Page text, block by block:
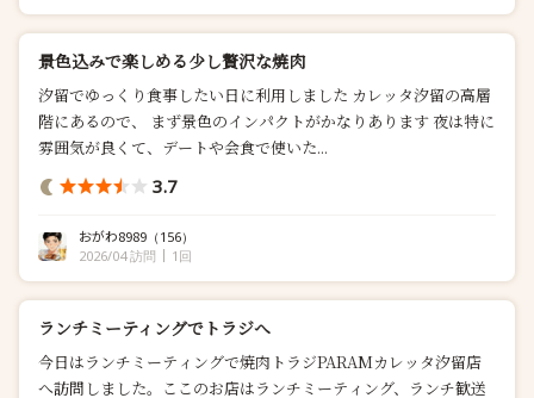
景色込みで楽しめる少し贅沢な焼肉
汐留でゆっくり食事したい日に利用しました カレッタ汐留の高層
階にあるので、 まず景色のインパクトがかなりあります 夜は特に
雰囲気が良くて、デートや会食で使いた...
3.7
おがわ8989 （156）
2026/04 訪問
1回
ランチミーティングでトラジへ
今日はランチミーティングで焼肉トラジPARAMカレッタ汐留店
へ訪問しました。ここのお店はランチミーティング、ランチ歓送